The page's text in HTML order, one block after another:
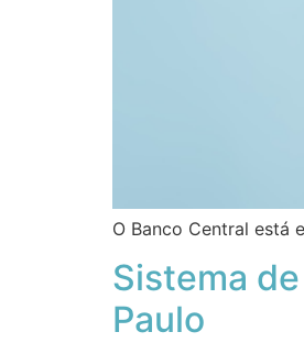
O Banco Central está
Sistema
Paulo